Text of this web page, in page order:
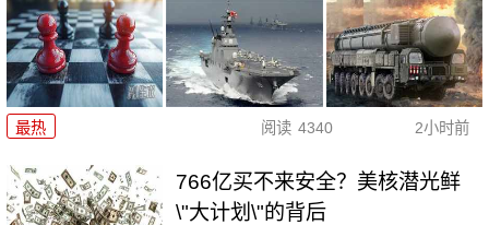
最热 阅读 4340 2小时前
766亿买不来安全？美核潜光鲜
\"大计划\"的背后